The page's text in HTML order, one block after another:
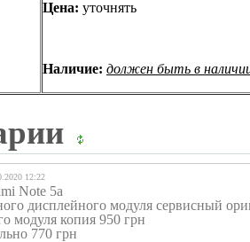
Цена: уточнять
Наличие: должен быть в
12:22
Note 5a
дисплейного модуля сервисный
модуля копия 950 грн
770 грн